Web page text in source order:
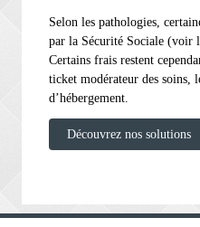
Selon les pathologies,
par la Sécurité Sociale (voir
Certains frais restent
ticket modérateur des soins,
d’hébergement.
Découvrez nos solutions